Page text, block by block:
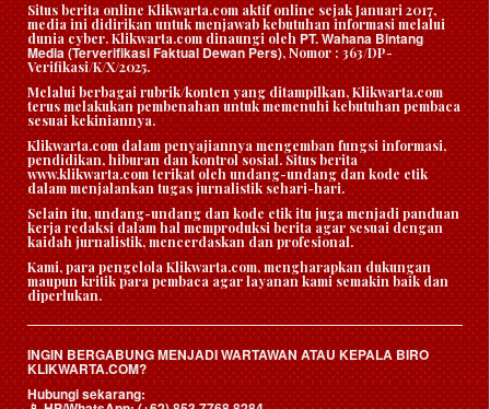
Situs berita online Klikwarta.com aktif online sejak Januari 2017,
media ini didirikan untuk menjawab kebutuhan informasi melalui
dunia cyber. Klikwarta.com dinaungi oleh PT. Wahana Bintang
Media (Terverifikasi Faktual Dewan Pers), Nomor : 363/DP-
Verifikasi/K/X/2025.
Melalui berbagai rubrik/konten yang ditampilkan, Klikwarta.com
terus melakukan pembenahan untuk memenuhi kebutuhan pembaca
sesuai kekiniannya.
Klikwarta.com dalam penyajiannya mengemban fungsi informasi,
pendidikan, hiburan dan kontrol sosial. Situs berita
www.klikwarta.com terikat oleh undang-undang dan kode etik
dalam menjalankan tugas jurnalistik sehari-hari.
Selain itu, undang-undang dan kode etik itu juga menjadi panduan
kerja redaksi dalam hal memproduksi berita agar sesuai dengan
kaidah jurnalistik, mencerdaskan dan profesional.
Kami, para pengelola Klikwarta.com, mengharapkan dukungan
maupun kritik para pembaca agar layanan kami semakin baik dan
diperlukan.
INGIN BERGABUNG MENJADI WARTAWAN ATAU KEPALA BIRO
KLIKWARTA.COM?
Hubungi sekarang: